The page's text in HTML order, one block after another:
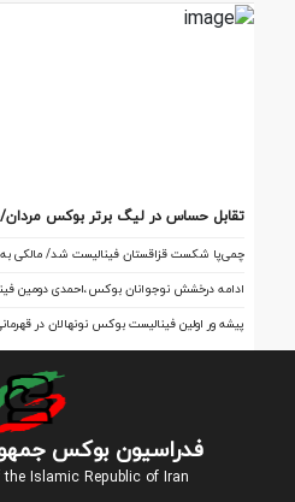
تقابل‌ حساس در لیگ برتر بوکس مردان/
چمی‌پا شکست قزاقستان فینالیست شد/ مالکی به
ادامه درخشش نوجوانان بوکس،احمدی دومین
پیشه ور اولین فینالیست بوکس نونهالان در
فدراسیون بوکس
Islamic Republic of Iran